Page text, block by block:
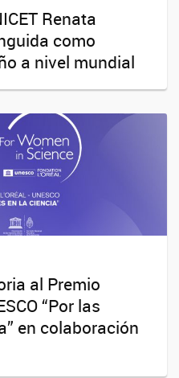
Renata
como
a nivel mundial
al Premio
“Por las
en colaboración